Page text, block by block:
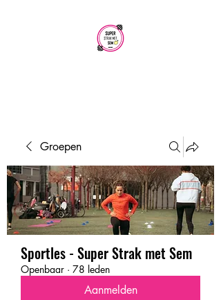
Groepen
Sportles - Super Strak met Sem
Openbaar · 78 leden
Aanmelden